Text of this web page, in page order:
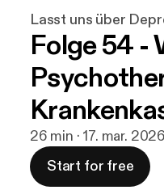
Lasst uns über
Folge 54 -
26 min · 17. mar. 2026
Start for free